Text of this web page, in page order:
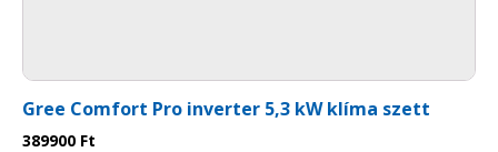
Gree Comfort Pro inverter 5,3 kW klíma szett
389900 Ft